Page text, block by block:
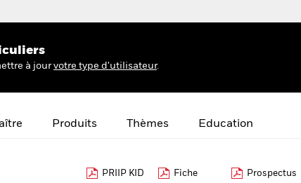
à jour votre type d'utilisateur.
Produits Thèmes Education
PRIIP KID
Fiche
Prospectus